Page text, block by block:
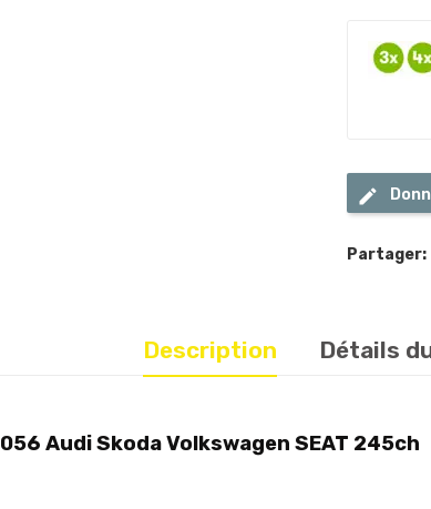
Partager:
Description Détails
Audi Skoda Volkswagen SEAT 245ch